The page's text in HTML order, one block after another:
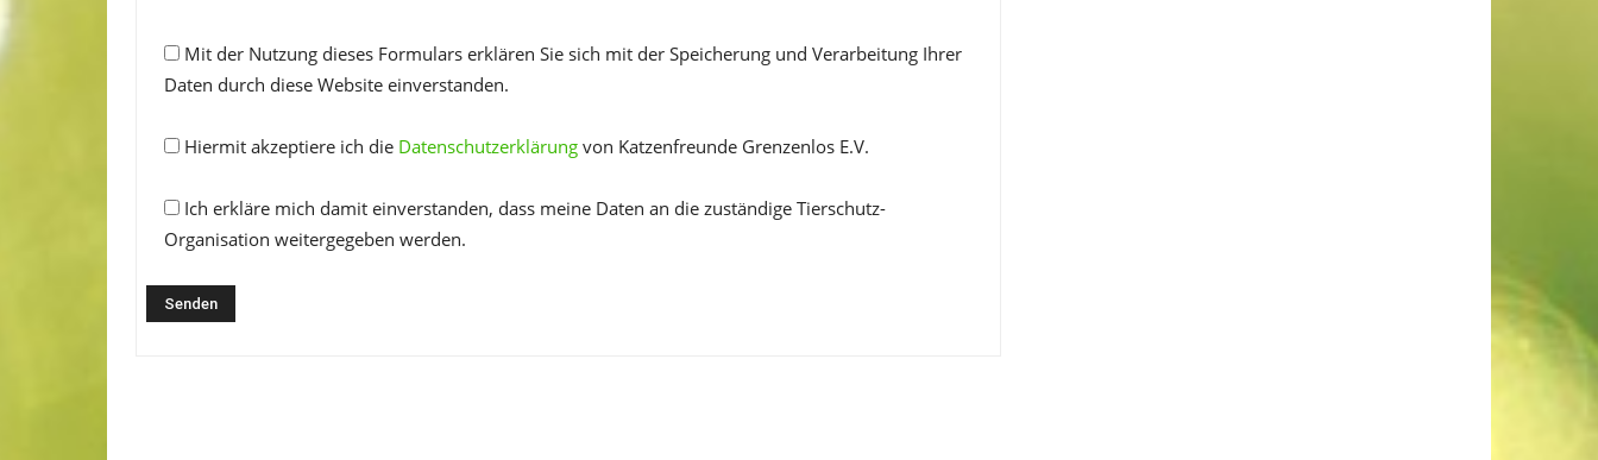
Mit der Nutzung dieses Formulars erklären Sie sich mit der Speicherung und Verarbeitung Ihrer
Daten durch diese Website einverstanden.
Hiermit akzeptiere ich die Datenschutzerklärung von Katzenfreunde Grenzenlos E.V.
Ich erkläre mich damit einverstanden, dass meine Daten an die zuständige Tierschutz-
Organisation weitergegeben werden.